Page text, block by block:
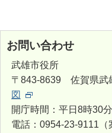
お問い合わせ
武雄市役所
〒843-8639 佐賀県武
図
開庁時間：平日8時30
電話：0954-23-9111